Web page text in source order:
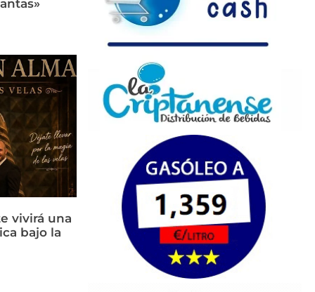
vivirá una
bajo la